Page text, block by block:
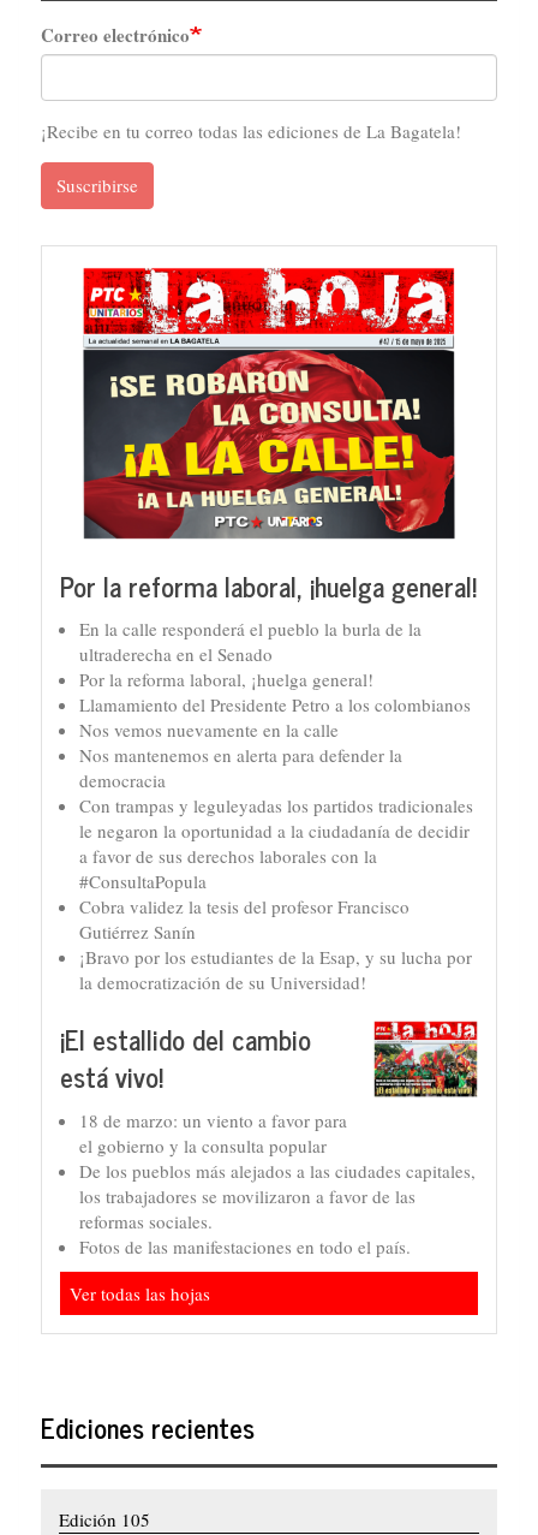
Correo electrónico
¡Recibe en tu correo todas las ediciones de La Bagatela!
Suscribirse
Por la reforma laboral, ¡huelga general!
En la calle responderá el pueblo la burla de la
ultraderecha en el Senado
Por la reforma laboral, ¡huelga general!
Llamamiento del Presidente Petro a los colombianos
Nos vemos nuevamente en la calle
Nos mantenemos en alerta para defender la
democracia
Con trampas y leguleyadas los partidos tradicionales
le negaron la oportunidad a la ciudadanía de decidir
a favor de sus derechos laborales con la
#ConsultaPopula
Cobra validez la tesis del profesor Francisco
Gutiérrez Sanín
¡Bravo por los estudiantes de la Esap, y su lucha por
la democratización de su Universidad!
¡El estallido del cambio
está vivo!
18 de marzo: un viento a favor para
el gobierno y la consulta popular
De los pueblos más alejados a las ciudades capitales,
los trabajadores se movilizaron a favor de las
reformas sociales.
Fotos de las manifestaciones en todo el país.
Ver todas las hojas
Ediciones recientes
Edición 105